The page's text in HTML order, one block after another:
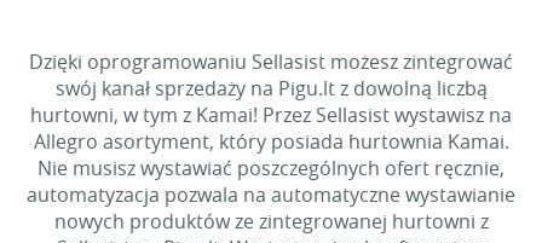
Dzięki oprogramowaniu Sellasist możesz zintegrować
swój kanał sprzedaży na Pigu.lt z dowolną liczbą
hurtowni, w tym z Kamai! Przez Sellasist wystawisz na
Allegro asortyment, który posiada hurtownia Kamai.
Nie musisz wystawiać poszczególnych ofert ręcznie,
automatyzacja pozwala na automatyczne wystawianie
nowych produktów ze zintegrowanej hurtowni z